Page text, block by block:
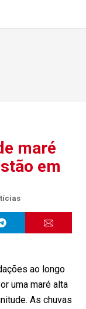
maré
em
ao longo
uma maré alta
As chuvas